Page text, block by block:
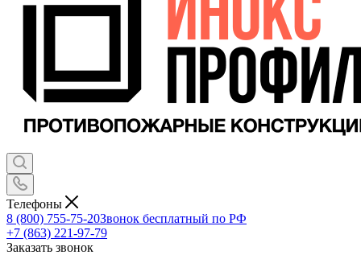
Телефоны
8 (800) 755-75-20Звонок бесплатный по РФ
+7 (863) 221-97-79
Заказать звонок